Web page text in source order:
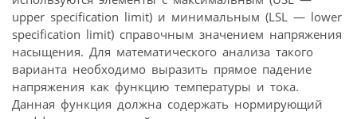
upper specification limit) и минимальным (LSL — lower
specification limit) справочным значением напряжения
насыщения. Для математического анализа такого
варианта необходимо выразить прямое падение
напряжения как функцию температуры и тока.
Данная функция должна содержать нормирующий